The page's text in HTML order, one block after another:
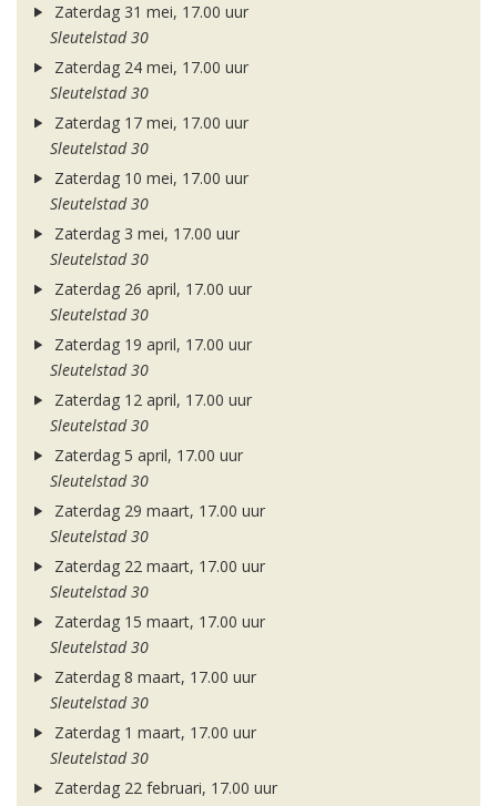
Zaterdag 31 mei, 17.00 uur
Sleutelstad 30
Zaterdag 24 mei, 17.00 uur
Sleutelstad 30
Zaterdag 17 mei, 17.00 uur
Sleutelstad 30
Zaterdag 10 mei, 17.00 uur
Sleutelstad 30
Zaterdag 3 mei, 17.00 uur
Sleutelstad 30
Zaterdag 26 april, 17.00 uur
Sleutelstad 30
Zaterdag 19 april, 17.00 uur
Sleutelstad 30
Zaterdag 12 april, 17.00 uur
Sleutelstad 30
Zaterdag 5 april, 17.00 uur
Sleutelstad 30
Zaterdag 29 maart, 17.00 uur
Sleutelstad 30
Zaterdag 22 maart, 17.00 uur
Sleutelstad 30
Zaterdag 15 maart, 17.00 uur
Sleutelstad 30
Zaterdag 8 maart, 17.00 uur
Sleutelstad 30
Zaterdag 1 maart, 17.00 uur
Sleutelstad 30
Zaterdag 22 februari, 17.00 uur